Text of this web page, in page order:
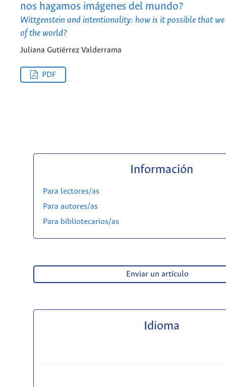
nos hagamos imágenes del mundo?
Wittgenstein and intentionality: how is it possible that we
of the world?
Juliana Gutiérrez Valderrama
PDF
Información
Para lectores/as
Para autores/as
Para bibliotecarios/as
Enviar un artículo
Idioma